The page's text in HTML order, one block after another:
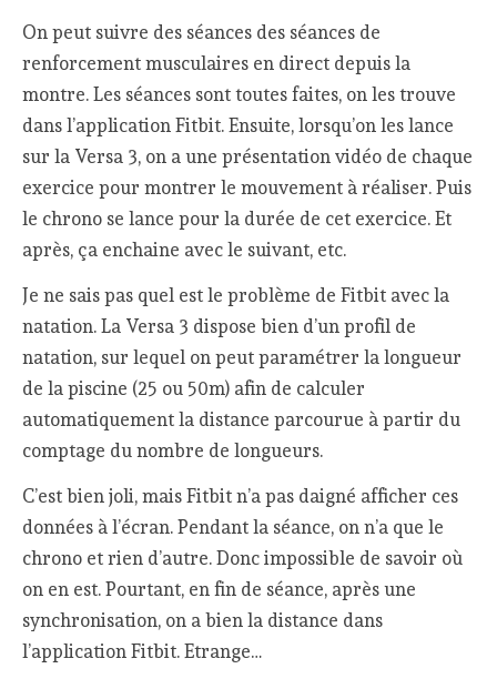
On peut suivre des séances des séances de
renforcement musculaires en direct depuis la
montre. Les séances sont toutes faites, on les trouve
dans l’application Fitbit. Ensuite, lorsqu’on les lance
sur la Versa 3, on a une présentation vidéo de chaque
exercice pour montrer le mouvement à réaliser. Puis
le chrono se lance pour la durée de cet exercice. Et
après, ça enchaine avec le suivant, etc.
Je ne sais pas quel est le problème de Fitbit avec la
natation. La Versa 3 dispose bien d’un profil de
natation, sur lequel on peut paramétrer la longueur
de la piscine (25 ou 50m) afin de calculer
automatiquement la distance parcourue à partir du
comptage du nombre de longueurs.
C’est bien joli, mais Fitbit n’a pas daigné afficher ces
données à l’écran. Pendant la séance, on n’a que le
chrono et rien d’autre. Donc impossible de savoir où
on en est. Pourtant, en fin de séance, après une
synchronisation, on a bien la distance dans
l’application Fitbit. Etrange…